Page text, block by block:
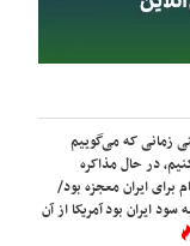
زمانی که می‌گوییم
در حال مذاکره
برای ایران معجزه بود/
ایران بود آمریکا از آن